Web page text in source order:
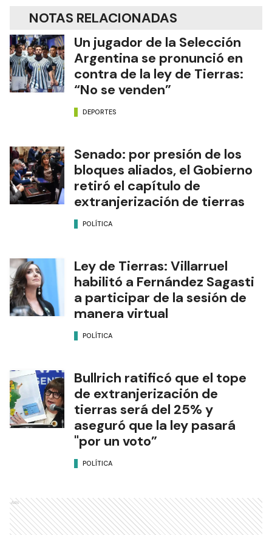
NOTAS RELACIONADAS
Un jugador de la Selección
Argentina se pronunció en
contra de la ley de Tierras:
“No se venden”
DEPORTES
Senado: por presión de los
bloques aliados, el Gobierno
retiró el capítulo de
extranjerización de tierras
POLÍTICA
Ley de Tierras: Villarruel
habilitó a Fernández Sagasti
a participar de la sesión de
manera virtual
POLÍTICA
Bullrich ratificó que el tope
de extranjerización de
tierras será del 25% y
aseguró que la ley pasará
"por un voto”
POLÍTICA
Ads